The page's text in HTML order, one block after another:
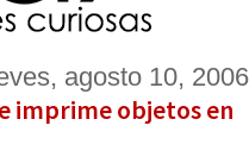
agosto 10, 2006
imprime objetos en